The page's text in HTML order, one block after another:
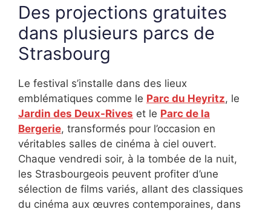
Des projections gratuites
dans plusieurs parcs de
Strasbourg
Le festival s’installe dans des lieux
emblématiques comme le Parc du Heyritz, le
Jardin des Deux-Rives et le Parc de la
Bergerie, transformés pour l’occasion en
véritables salles de cinéma à ciel ouvert.
Chaque vendredi soir, à la tombée de la nuit,
les Strasbourgeois peuvent profiter d’une
sélection de films variés, allant des classiques
du cinéma aux œuvres contemporaines, dans